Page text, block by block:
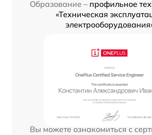
Образование – профильное
«Техническая
Вы можете ознакомиться с